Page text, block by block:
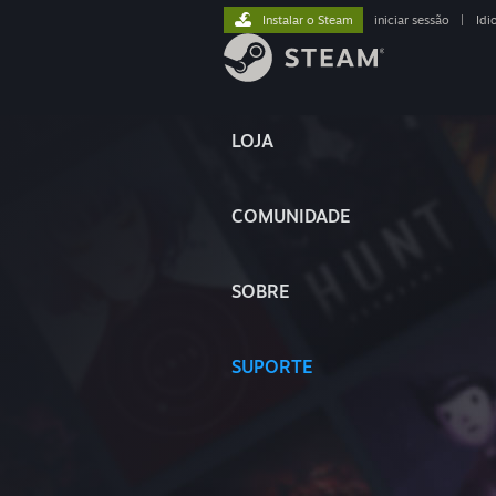
LOJA
COMUNIDADE
SOBRE
SUPORTE
Instalar o Steam iniciar sessão